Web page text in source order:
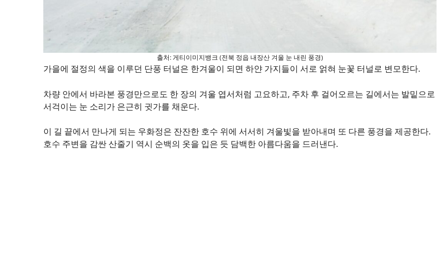
출처: 게티이미지뱅크 (전북 정읍 내장산 겨울 눈 내린 풍경)
가을에 절정의 색을 이루던 단풍 터널은 한겨울이 되면 하얀 가지들이 서로 얽혀 눈꽃 터널로 변모한다.
차량 안에서 바라본 풍경만으로도 한 장의 겨울 엽서처럼 고요하고, 주차 후 걸어오르는 길에서는 발밑으로
서걱이는 눈 소리가 은근히 귓가를 채운다.
이 길 끝에서 만나게 되는 우화정은 잔잔한 호수 위에 서서히 겨울빛을 받아내며 또 다른 풍경을 제공한다.
호수 주변을 감싼 산줄기 역시 순백의 옷을 입은 듯 담백한 아름다움을 드러낸다.